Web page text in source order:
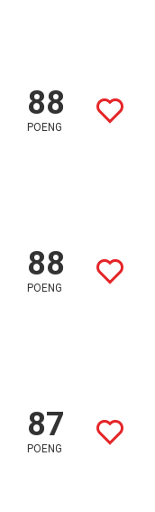
88
POENG
88
POENG
87
POENG